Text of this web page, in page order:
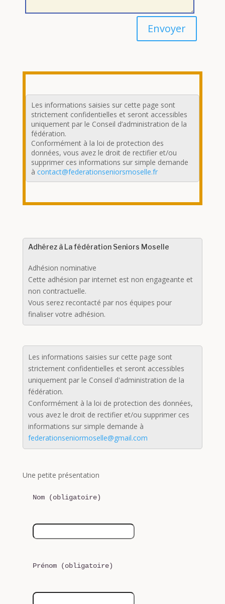
Envoyer
Les informations saisies sur cette page sont
strictement confidentielles et seront accessibles
uniquement par le Conseil d’administration de la
fédération.
Conformément à la loi de protection des
données, vous avez le droit de rectifier et/ou
supprimer ces informations sur simple demande
à contact@federationseniorsmoselle.fr
Adhérez à La fédération Seniors Moselle
Adhésion nominative
Cette adhésion par internet est non engageante et
non contractuelle.
Vous serez recontacté par nos équipes pour
finaliser votre adhésion.
Les informations saisies sur cette page sont
strictement confidentielles et seront accessibles
uniquement par le Conseil d'administration de la
fédération.
Conformément à la loi de protection des données,
vous avez le droit de rectifier et/ou supprimer ces
informations sur simple demande à
federationseniormoselle@gmail.com
Une petite présentation
Nom (obligatoire)
Prénom (obligatoire)